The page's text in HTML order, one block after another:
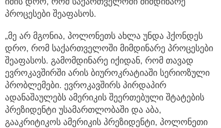
პროცესები შეაფასოს.
„მე არ მგონია, პოლონეთს ახლა უნდა ჰქონდეს
დრო, რომ საქართველოში მიმდინარე პროცესები
შეაფასოს. გამომდინარე იქიდან, რომ თავად
ევროკავშირში არის ბიუროკრატიაში სერიოზული
პრობლემები. ევროკავშირს პირდაპირ
ადანაშაულებს ამერიკის შეერთებული შტატების
პრეზიდენტი უსამართლობაში და აბა,
გააკრიტიკოს ამერიკის პრეზიდენტი, პოლონეთი